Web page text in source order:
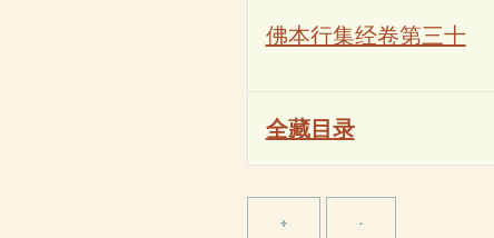
佛本行集经卷第三十
全藏目录